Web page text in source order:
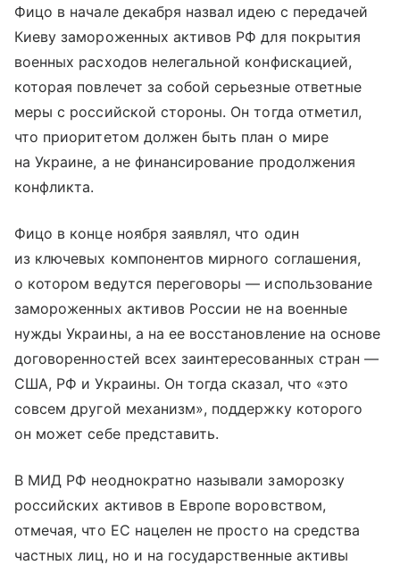
Фицо в начале декабря назвал идею с передачей
Киеву замороженных активов РФ для покрытия
военных расходов нелегальной конфискацией,
которая повлечет за собой серьезные ответные
меры с российской стороны. Он тогда отметил,
что приоритетом должен быть план о мире
на Украине, а не финансирование продолжения
конфликта.
Фицо в конце ноября заявлял, что один
из ключевых компонентов мирного соглашения,
о котором ведутся переговоры — использование
замороженных активов России не на военные
нужды Украины, а на ее восстановление на основе
договоренностей всех заинтересованных стран —
США, РФ и Украины. Он тогда сказал, что «это
совсем другой механизм», поддержку которого
он может себе представить.
В МИД РФ неоднократно называли заморозку
российских активов в Европе воровством,
отмечая, что ЕС нацелен не просто на средства
частных лиц, но и на государственные активы